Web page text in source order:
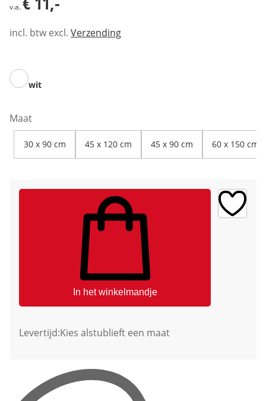
v.a.
incl. btw excl. Verzending
wit
Maat
30 x 90 cm 45 x 120 cm 45 x 90 cm 60 x 150 cm
In het winkelmandje
Levertijd:Kies alstublieft een maat